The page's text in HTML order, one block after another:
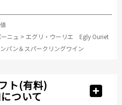
ニュ > エグリ・ウーリエ Egly Ouriet
パン＆スパークリングワイン
ト(有料)
ついて